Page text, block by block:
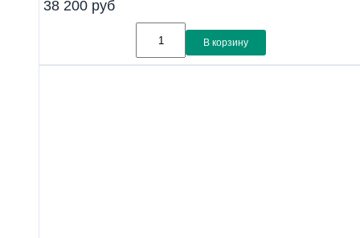
38 200 руб
В корзину